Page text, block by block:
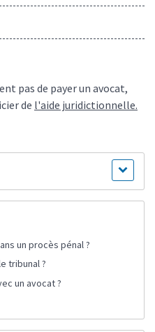
pas de payer un avocat,
de l'aide juridictionnelle.
un procès pénal ?
tribunal ?
un avocat ?